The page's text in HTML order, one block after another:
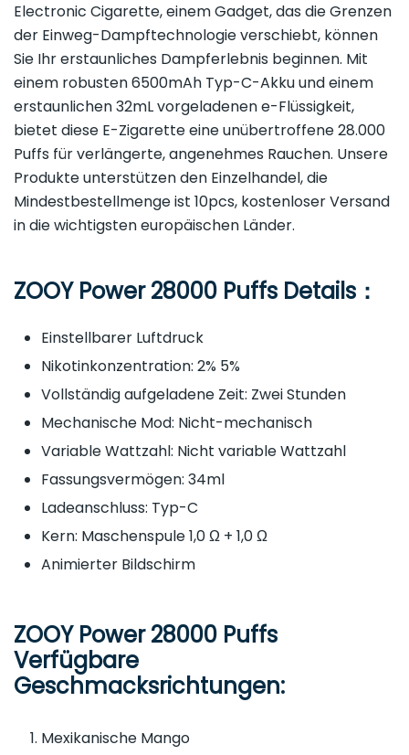
Electronic Cigarette, einem Gadget, das die Grenzen
der Einweg-Dampftechnologie verschiebt, können
Sie Ihr erstaunliches Dampferlebnis beginnen. Mit
einem robusten 6500mAh Typ-C-Akku und einem
erstaunlichen 32mL vorgeladenen e-Flüssigkeit,
bietet diese E-Zigarette eine unübertroffene 28.000
Puffs für verlängerte, angenehmes Rauchen. Unsere
Produkte unterstützen den Einzelhandel, die
Mindestbestellmenge ist 10pcs, kostenloser Versand
in die wichtigsten europäischen Länder.
ZOOY Power 28000 Puffs Details：
Einstellbarer Luftdruck
Nikotinkonzentration: 2% 5%
Vollständig aufgeladene Zeit: Zwei Stunden
Mechanische Mod: Nicht-mechanisch
Variable Wattzahl: Nicht variable Wattzahl
Fassungsvermögen: 34ml
Ladeanschluss: Typ-C
Kern: Maschenspule 1,0 Ω + 1,0 Ω
Animierter Bildschirm
ZOOY Power 28000 Puffs
Verfügbare
Geschmacksrichtungen:
Mexikanische Mango